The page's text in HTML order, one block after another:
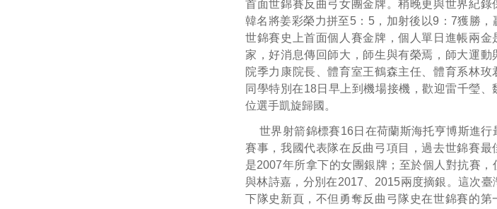
首面世錦賽反曲弓女團金牌。稍晚更與世界紀錄
韓名將姜彩榮力拼至5：5，加射後以9：7獲勝，
世錦賽史上首面個人賽金牌，個人單日進帳兩金
家，好消息傳回師大，師生與有榮焉，師大運動
院季力康院長、體育室王鶴森主任、體育系林玫
同學特別在18日早上到機場接機，歡迎雷千瑩、
位選手凱旋歸國。
世界射箭錦標賽16日在荷蘭斯海托亨博斯進行
賽事，我國代表隊在反曲弓項目，過去世錦賽最
是2007年所拿下的女團銀牌；至於個人對抗賽，
與林詩嘉，分別在2017、2015兩度摘銀。這次臺
下隊史新頁，不但勇奪反曲弓隊史在世錦賽的第